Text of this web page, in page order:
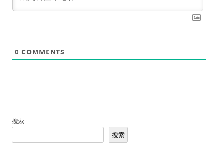
0 COMMENTS
搜索
搜索